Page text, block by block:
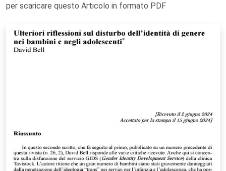
per scaricare questo Articolo in formato PDF